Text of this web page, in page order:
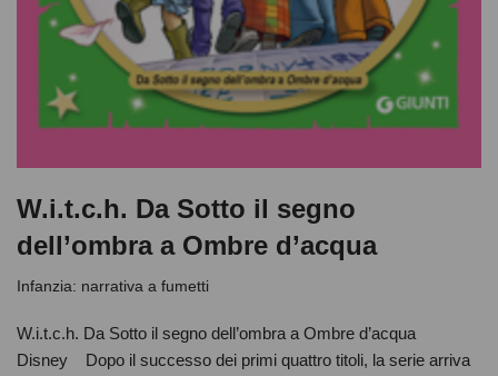
W.i.t.c.h. Da Sotto il segno
dell’ombra a Ombre d’acqua
Infanzia: narrativa a fumetti
W.i.t.c.h. Da Sotto il segno dell’ombra a Ombre d’acqua
Disney Dopo il successo dei primi quattro titoli, la serie arriva